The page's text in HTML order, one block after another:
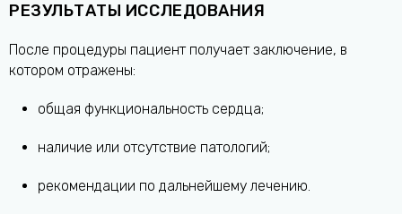
РЕЗУЛЬТАТЫ ИССЛЕДОВАНИЯ
После процедуры пациент получает заключение, в
котором отражены:
общая функциональность сердца;
наличие или отсутствие патологий;
рекомендации по дальнейшему лечению.